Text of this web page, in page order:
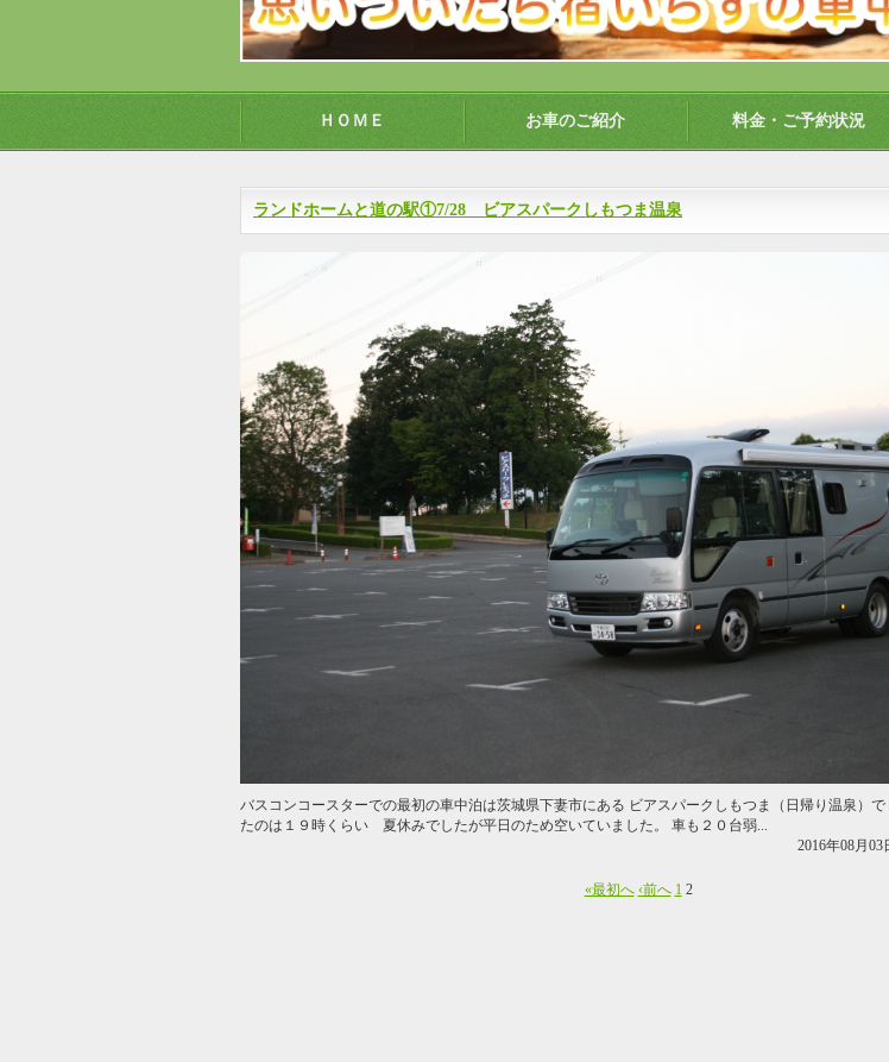
ＨＯＭＥ お車のご紹介 料金・ご予約状況
ランドホームと道の駅①7/28 ビアスパークしもつま温泉
バスコンコースターでの最初の車中泊は茨城県下妻市にある ビアスパークしもつま（日帰り温泉）
たのは１９時くらい 夏休みでしたが平日のため空いていました。 車も２０台弱...
2016年08月03
«最初へ ‹前へ 1 2